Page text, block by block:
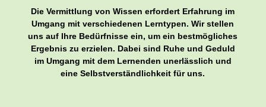
Die Vermittlung von Wissen erfordert Erfahrung im
Umgang mit verschiedenen Lerntypen. Wir stellen
uns auf Ihre Bedürfnisse ein, um ein bestmögliches
Ergebnis zu erzielen. Dabei sind Ruhe und Geduld
im Umgang mit dem Lernenden unerlässlich und
eine Selbstverständlichkeit für uns.